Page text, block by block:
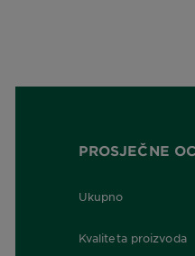
PROSJEČNE
Ukupno
0,0 out of 5 stars
Kvaliteta proizvoda
0,0 out of 5 stars